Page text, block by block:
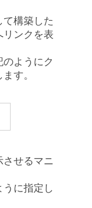
構築した
リンクを表
ようにク
す。
させるマニ
に指定し